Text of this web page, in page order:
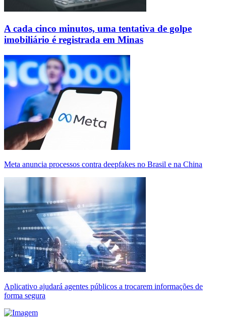
A cada cinco minutos, uma tentativa de golpe
imobiliário é registrada em Minas
Meta anuncia processos contra deepfakes no Brasil e na China
Aplicativo ajudará agentes públicos a trocarem informações de
forma segura